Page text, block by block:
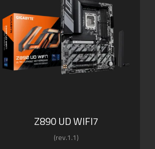
Z890 UD WIFI7
(rev.1.1)